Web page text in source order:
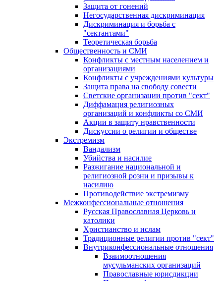
Защита от гонений
Негосударственная дискриминация
Дискриминация и борьба с
"сектантами"
Теоретическая борьба
Общественность и СМИ
Конфликты с местным населением и
организациями
Конфликты с учреждениями культуры
Защита права на свободу совести
Светские организации против "сект"
Диффамация религиозных
организаций и конфликты со СМИ
Акции в защиту нравственности
Дискуссии о религии и обществе
Экстремизм
Вандализм
Убийства и насилие
Разжигание национальной и
религиозной розни и призывы к
насилию
Противодействие экстремизму
Межконфессиональные отношения
Русская Православная Церковь и
католики
Христианство и ислам
Традиционные религии против "сект"
Внутриконфессиональные отношения
Взаимоотношения
мусульманских организаций
Православные юрисдикции